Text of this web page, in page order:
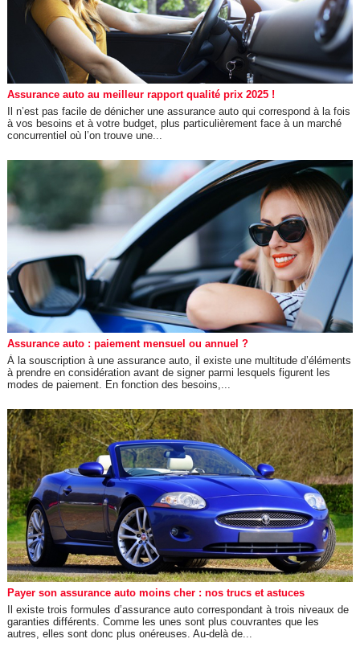
Assurance auto au meilleur rapport qualité prix 2025 !
Il n’est pas facile de dénicher une assurance auto qui correspond à la fois
à vos besoins et à votre budget, plus particulièrement face à un marché
concurrentiel où l’on trouve une...
Assurance auto : paiement mensuel ou annuel ?
À la souscription à une assurance auto, il existe une multitude d’éléments
à prendre en considération avant de signer parmi lesquels figurent les
modes de paiement. En fonction des besoins,...
Payer son assurance auto moins cher : nos trucs et astuces
Il existe trois formules d’assurance auto correspondant à trois niveaux de
garanties différents. Comme les unes sont plus couvrantes que les
autres, elles sont donc plus onéreuses. Au-delà de...